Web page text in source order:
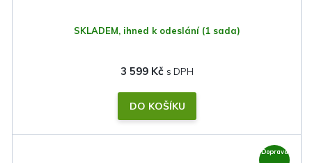
SKLADEM, ihned k odeslání (1 sada)
3 599 Kč
DO KOŠÍKU
Doprava